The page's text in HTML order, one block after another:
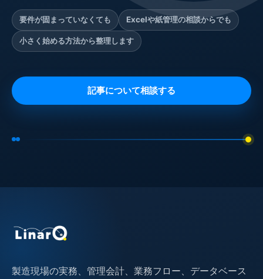
要件が固まっていなくても Excelや紙管理の相談からでも
小さく始める方法から整理します
記事について相談する
製造現場の実務、管理会計、業務フロー、データベース